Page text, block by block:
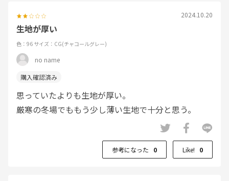
2024.10.20
生地が厚い
色：96 サイズ：CG(チャコールグレー)
no name
思っていたよりも生地が厚い。
厳寒の冬場でももう少し薄い生地で十分と思う。
参考になった 0 Like! 0